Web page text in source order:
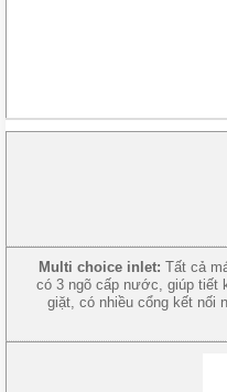
Multi choice inlet: Tất cả
có 3 ngõ cấp nước, giúp tiết
giặt, có nhiều cổng kết nối